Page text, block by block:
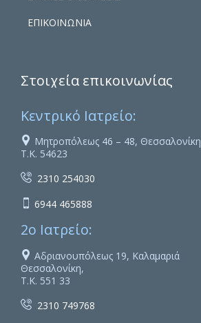
ΕΠΙΚΟΙΝΩΝΙΑ
Στοιχεία επικοινωνίας
Κεντρικό Ιατρείο:
 Μητροπόλεως 46 – 48, Θεσσαλονίκη
Τ.Κ. 54623
 2310 254030
 6944 465888
2ο Ιατρείο:
 Αδριανουπόλεως 19, Καλαμαριά
Θεσσαλονίκη,
Τ.Κ. 551 33
 2310 749768